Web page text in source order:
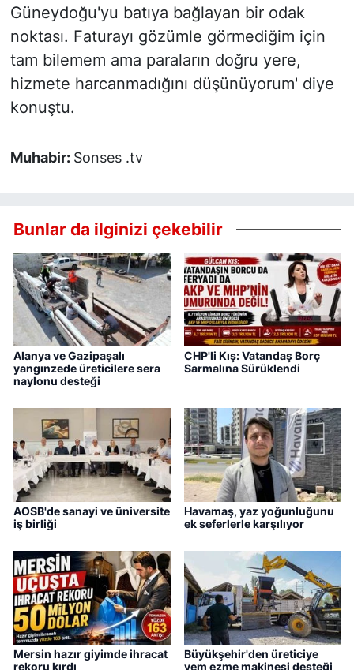
Güneydoğu'yu batıya bağlayan bir odak
noktası. Faturayı gözümle görmediğim için
tam bilemem ama paraların doğru yere,
hizmete harcanmadığını düşünüyorum' diye
konuştu.
Muhabir: Sonses .tv
Bunlar da ilginizi çekebilir
Alanya ve Gazipaşalı
yangınzede üreticilere sera
naylonu desteği
CHP'li Kış: Vatandaş Borç
Sarmalına Sürüklendi
AOSB'de sanayi ve üniversite
iş birliği
Havamaş, yaz yoğunluğunu
ek seferlerle karşılıyor
Mersin hazır giyimde ihracat
rekoru kırdı
Büyükşehir'den üreticiye
yem ezme makinesi desteği